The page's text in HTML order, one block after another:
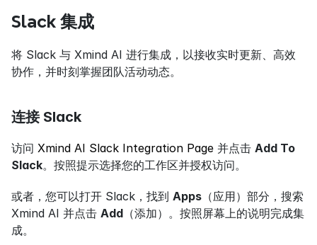
Slack 集成
将 Slack 与 Xmind AI 进行集成，以接收实时更新、高效
协作，并时刻掌握团队活动动态。
连接 Slack
访问 Xmind AI Slack Integration Page 并点击 Add To
Slack。按照提示选择您的工作区并授权访问。
或者，您可以打开 Slack，找到 Apps （应用）部分，搜索
Xmind AI 并点击 Add （添加）。按照屏幕上的说明完成集
成。